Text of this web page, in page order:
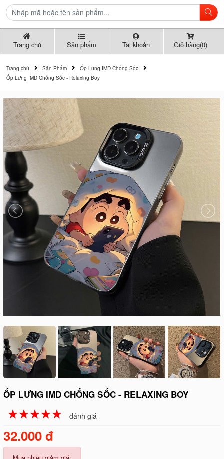
Trang chủ Sản phẩm Tài khoản Giỏ hàng(0)
Trang chủ Sản Phẩm
Ốp Lưng IMD Chống Sốc
Ốp Lưng IMD Chống Sốc - Relaxing Boy
ỐP LƯNG IMD CHỐNG SỐC - RELAXING BOY
☆☆☆☆☆
★★★★★ đánh giá
32.000 đ